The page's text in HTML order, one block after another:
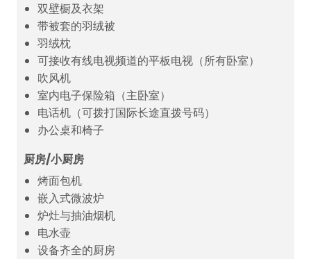
双壁橱及衣架
带被套的羽绒被
羽绒枕
可接收有线电视频道的平板电视（所有卧室）
吹风机
室内电子保险箱（主卧室）
电话机（可拨打国际长途直拨号码）
办公桌和椅子
厨房/小厨房
烤面包机
嵌入式微波炉
炉灶与抽油烟机
电水壶
设备齐全的厨房